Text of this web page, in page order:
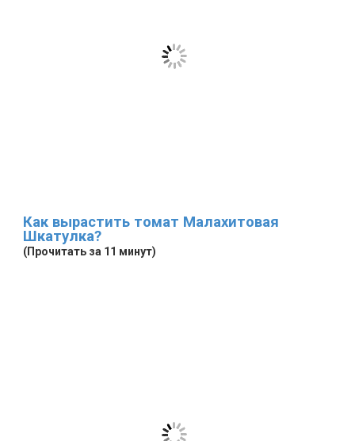
Как вырастить томат Малахитовая
Шкатулка?
(Прочитать за 11 минут)